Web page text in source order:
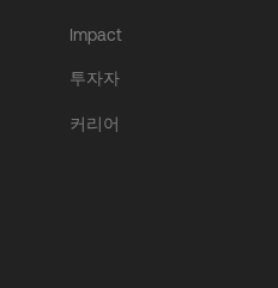
Impact
투자자
커리어